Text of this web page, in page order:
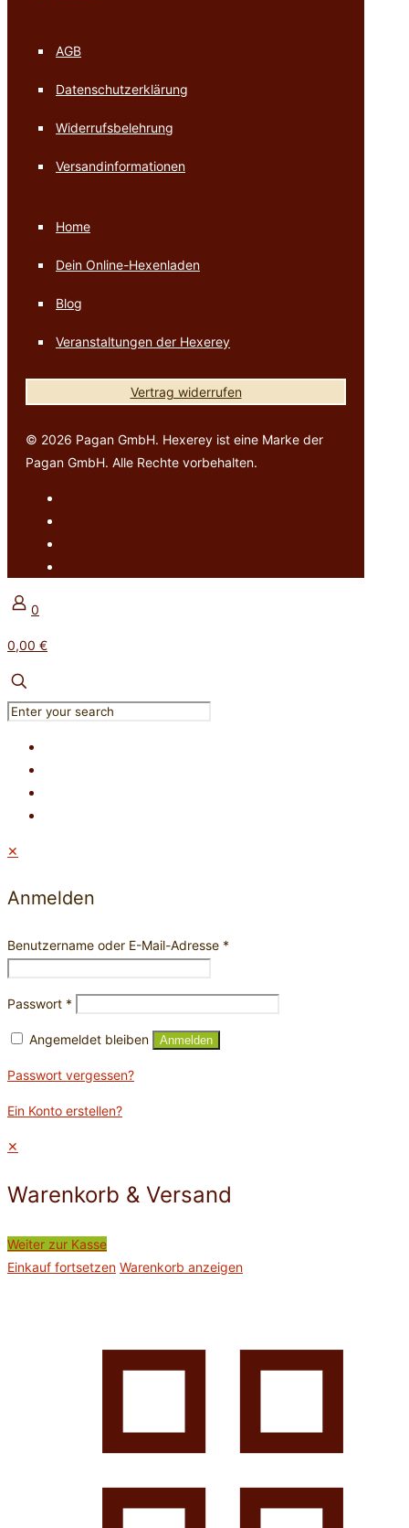
AGB
Datenschutzerklärung
Widerrufsbelehrung
Versandinformationen
Home
Dein Online-Hexenladen
Blog
Veranstaltungen der Hexerey
Vertrag widerrufen
© 2026 Pagan GmbH. Hexerey ist eine Marke der
Pagan GmbH. Alle Rechte vorbehalten.
0
0,00 €
✕
Anmelden
Benutzername oder E-Mail-Adresse *
Passwort *
Angemeldet bleiben Anmelden
Passwort vergessen?
Ein Konto erstellen?
✕
Warenkorb & Versand
Weiter zur Kasse
Einkauf fortsetzen Warenkorb anzeigen